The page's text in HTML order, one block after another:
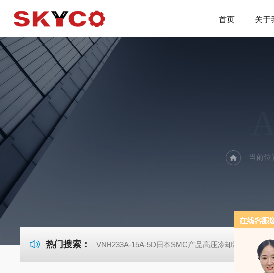
首页 关于
当前位
热门搜索： VNH233A-15A-5D日本SMC产品高压冷却液用阀